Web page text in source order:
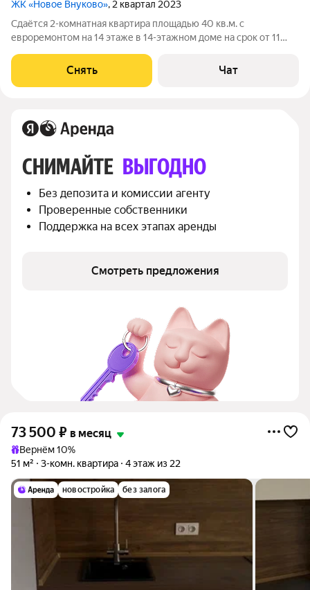
ЖК «Новое Внуково», 2 квартал 2023
Сдаётся 2-комнатная квартира площадью 40 кв.м. с
евроремонтом на 14 этаже в 14-этажном доме на срок от 11
Холодильник Микроволновка Дом - блочный, окна выходят во
двор и на улицу.
Снять Чат
СНИМАЙТЕ ВЫГОДНО
Без депозита и комиссии агенту
Проверенные собственники
Поддержка на всех этапах аренды
Смотреть предложения
73 500 ₽ в месяц
Вернём 10%
51 м²
3-комн. квартира 4 этаж из 22
новостройка без залога